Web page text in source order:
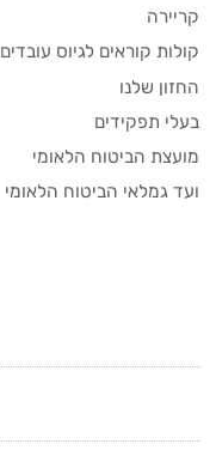
קריירה
קולות קוראים לגיוס עובדים
החזון שלנו
בעלי תפקידים
מועצת הביטוח הלאומי
ועד גמלאי הביטוח הלאומי